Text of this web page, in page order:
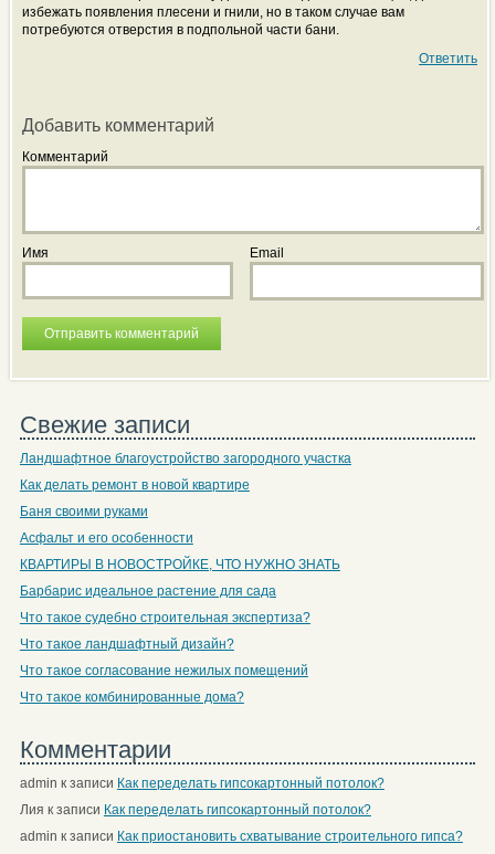
избежать появления плесени и гнили, но в таком случае вам
потребуются отверстия в подпольной части бани.
Ответить
Добавить комментарий
Комментарий
Имя Email
Свежие записи
Ландшафтное благоустройство загородного участка
Как делать ремонт в новой квартире
Баня своими руками
Асфальт и его особенности
КВАРТИРЫ В НОВОСТРОЙКЕ, ЧТО НУЖНО ЗНАТЬ
Барбарис идеальное растение для сада
Что такое судебно строительная экспертиза?
Что такое ландшафтный дизайн?
Что такое согласование нежилых помещений
Что такое комбинированные дома?
Комментарии
admin к записи Как переделать гипсокартонный потолок?
Лия к записи Как переделать гипсокартонный потолок?
admin к записи Как приостановить схватывание строительного гипса?